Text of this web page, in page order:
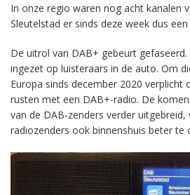
In onze regio waren nog acht kanalen
Sleutelstad er sinds deze week dus een
De uitrol van DAB+ gebeurt
ingezet op luisteraars in de auto. Om
Europa sinds december 2020 verplicht
rusten met een DAB+-radio. De
van de DAB-zenders verder
radiozenders ook binnenshuis beter te